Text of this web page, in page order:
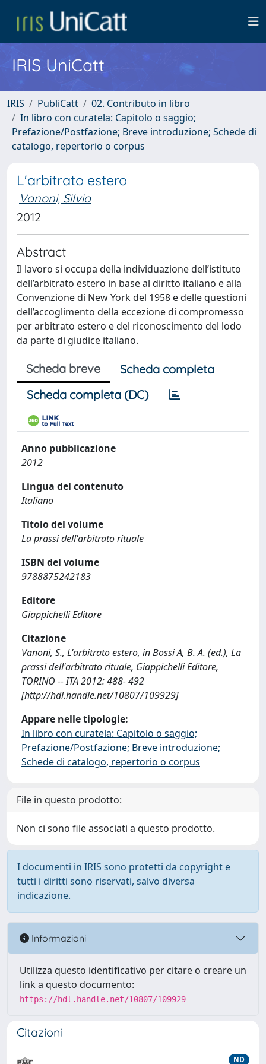
IRIS UniCatt
IRIS PubliCatt
02. Contributo in libro
In libro con curatela: Capitolo o saggio;
Prefazione/Postfazione; Breve introduzione; Schede di
catalogo, repertorio o corpus
L'arbitrato estero
Vanoni, Silvia
2012
Abstract
Il lavoro si occupa della individuazione dell’istituto
dell’arbitrato estero in base al diritto italiano e alla
Convenzione di New York del 1958 e delle questioni
dell’accoglimento della eccezione di compromesso
per arbitrato estero e del riconoscimento del lodo
da parte di giudice italiano.
Scheda breve
Scheda completa
Scheda completa (DC)
Anno pubblicazione
2012
Lingua del contenuto
Italiano
Titolo del volume
La prassi dell'arbitrato rituale
ISBN del volume
9788875242183
Editore
Giappichelli Editore
Citazione
Vanoni, S., L'arbitrato estero, in Bossi A, B. A. (ed.), La
prassi dell'arbitrato rituale, Giappichelli Editore,
TORINO -- ITA 2012: 488- 492
[http://hdl.handle.net/10807/109929]
Appare nelle tipologie:
In libro con curatela: Capitolo o saggio;
Prefazione/Postfazione; Breve introduzione;
Schede di catalogo, repertorio o corpus
File in questo prodotto:
Non ci sono file associati a questo prodotto.
I documenti in IRIS sono protetti da copyright e
tutti i diritti sono riservati, salvo diversa
indicazione.
Informazioni
Utilizza questo identificativo per citare o creare un
link a questo documento:
https://hdl.handle.net/10807/109929
Citazioni
ND